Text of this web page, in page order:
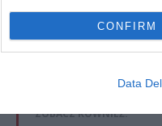
CONFIRM
Data
Sześciu ludziom udało się
ZOBACZ RÓWNIEŻ: